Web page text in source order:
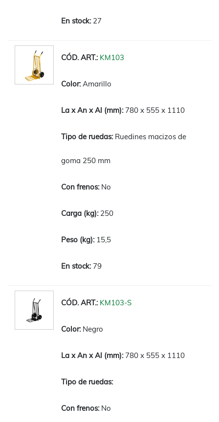
27
KM103
Amarillo
780 x 555 x 1110
Ruedines macizos de
goma 250 mm
No
250
15,5
79
KM103-S
Negro
780 x 555 x 1110
No